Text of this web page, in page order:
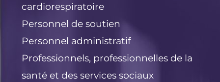
cardiorespiratoire
Personnel de soutien
Personnel administratif
Professionnels, professionnelles de la
santé et des services sociaux